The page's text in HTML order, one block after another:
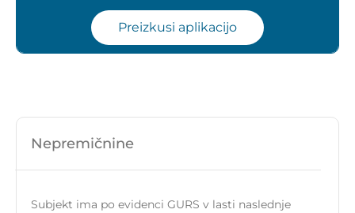
Preizkusi aplikacijo
Nepremičnine
Subjekt ima po evidenci GURS v lasti naslednje